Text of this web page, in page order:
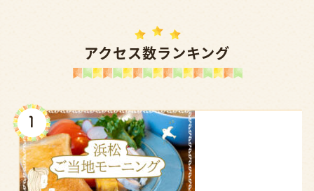
アクセス数ランキング